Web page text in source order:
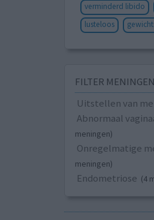
verminderd libido
lusteloos
FILTER
Uitstellen van
Abnormaal
meningen)
Onregelmatige
meningen)
Endometriose (4